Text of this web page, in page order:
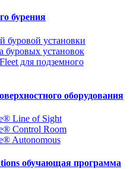
бурения
буровой установки
буровых установок
для подземного
оборудования
Line of Sight
Control Room
Autonomous
обучающая программа